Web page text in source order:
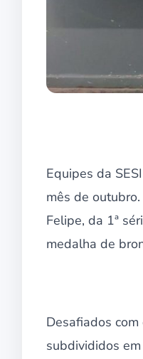
Equipes da
mês de
Felipe, da 1ª
medalha de
Desafiados
subdivididos